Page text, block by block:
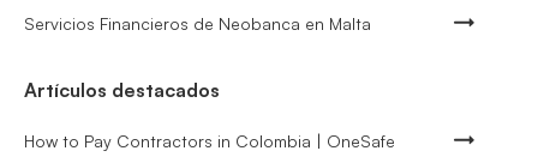
Servicios Financieros de Neobanca en Malta
Artículos destacados
How to Pay Contractors in Colombia | OneSafe